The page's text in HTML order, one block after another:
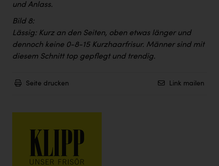
und Anlass.
Bild 8:
Lässig: Kurz an den Seiten, oben etwas länger und
dennoch keine 0-8-15 Kurzhaarfrisur. Männer sind mit
diesem Schnitt top gepflegt und trendig.
Seite drucken Link mailen